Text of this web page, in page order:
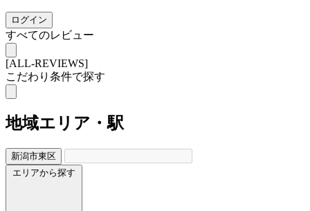
ログイン
すべてのレビュー
[ALL-REVIEWS]
こだわり条件で探す
地域エリア・駅
新潟市東区
エリアから探す